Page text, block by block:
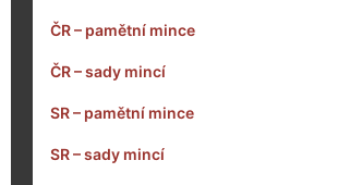
ČR – pamětní mince
ČR – sady mincí
SR – pamětní mince
SR – sady mincí